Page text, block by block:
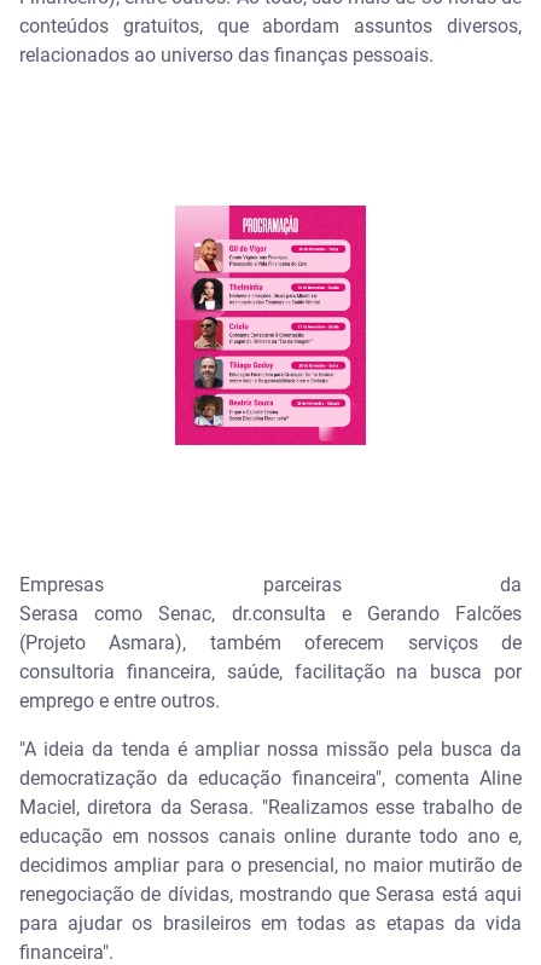
conteúdos gratuitos, que abordam assuntos diversos,
relacionados ao universo das finanças pessoais.
Empresas parceiras da
Serasa como Senac, dr.consulta e Gerando Falcões
(Projeto Asmara), também oferecem serviços de
consultoria financeira, saúde, facilitação na busca por
emprego e entre outros.
"A ideia da tenda é ampliar nossa missão pela busca da
democratização da educação financeira", comenta Aline
Maciel, diretora da Serasa. "Realizamos esse trabalho de
educação em nossos canais online durante todo ano e,
decidimos ampliar para o presencial, no maior mutirão de
renegociação de dívidas, mostrando que Serasa está aqui
para ajudar os brasileiros em todas as etapas da vida
financeira".